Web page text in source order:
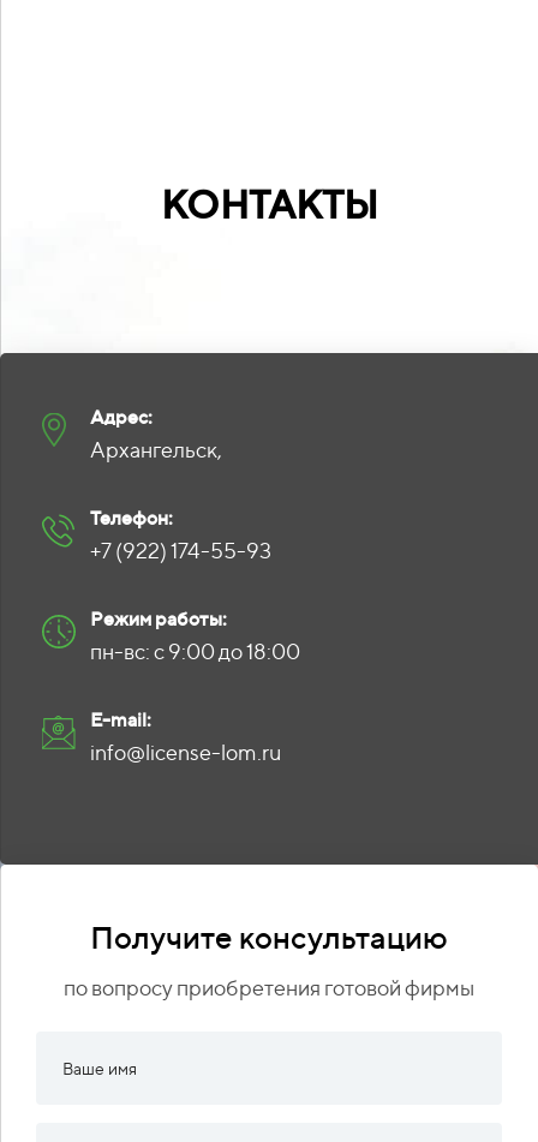
КОНТАКТЫ
Адрес:
Архангельск,
Телефон:
+7 (922) 174-55-93
Режим работы:
пн-вс: с 9:00 до 18:00
E-mail:
info@license-lom.ru
Получите консультацию
по вопросу приобретения готовой фирмы